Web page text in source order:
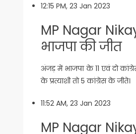
12:15 PM, 23 Jan 2023
MP Nagar
भाजपा की जीत
अंजड़ में भाजपा के 11 एवं दो
के प्रत्याशी तो 5 कांग्रेस के जीते।
11:52 AM, 23 Jan 2023
MP Nagar